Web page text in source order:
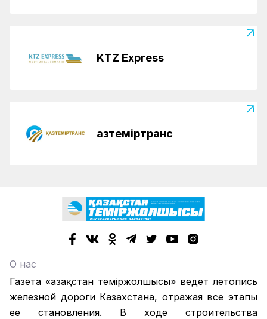
KTZ Express
Қазтеміртранс
О нас
Газета «Қазақстан теміржолшысы» ведет летопись
железной дороги Казахстана, отражая все этапы
ее становления. В ходе строительства